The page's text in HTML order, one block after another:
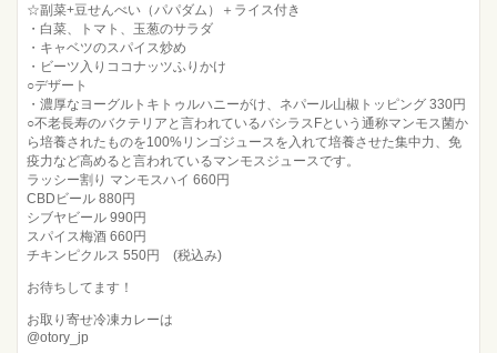
☆副菜+豆せんべい（パパダム）＋ライス付き
・白菜、トマト、玉葱のサラダ
・キャベツのスパイス炒め
・ビーツ入りココナッツふりかけ
○デザート
・濃厚なヨーグルトキトゥルハニーがけ、ネパール山椒トッピング 330円
○不老長寿のバクテリアと言われているバシラスFという通称マンモス菌か
ら培養されたものを100%リンゴジュースを入れて培養させた集中力、免
疫力など高めると言われているマンモスジュースです。
ラッシー割り マンモスハイ 660円
CBDビール 880円
シブヤビール 990円
スパイス梅酒 660円
チキンピクルス 550円 (税込み)
お待ちしてます！
お取り寄せ冷凍カレーは
@otory_jp